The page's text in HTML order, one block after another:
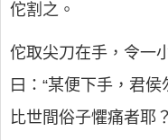
佗割之。
佗取尖刀在手，令一
曰：“某便下手，君
比世間俗子懼痛者耶